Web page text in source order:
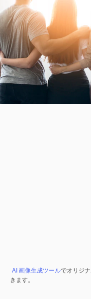
AI 画像生成ツールでオリジナ
きます。